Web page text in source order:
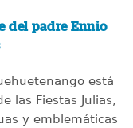
del padre Ennio
está
las Fiestas Julias,
y emblemáticas